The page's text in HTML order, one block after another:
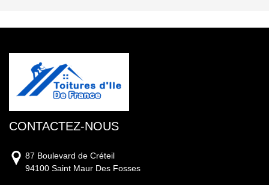
CONTACTEZ-NOUS
87 Boulevard de Créteil
94100 Saint Maur Des Fosses